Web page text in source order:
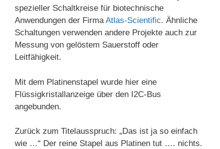
spezieller Schaltkreise für biotechnische
Anwendungen der FirmaAtlas-Scientific. Ähnliche
Schaltungen verwenden andere Projekte auch zur
Messung von gelöstem Sauerstoff oder
Leitfähigkeit.
Mit dem Platinenstapel wurde hier eine
Flüssigkristallanzeige über den I2C-Bus
angebunden.
Zurück zum Titelausspruch: „Das ist ja so einfach
wie …“ Der reine Stapel aus Platinen tut …. nichts.